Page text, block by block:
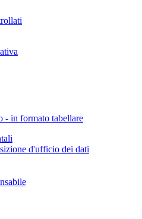
- in formato tabellare
d'ufficio dei dati